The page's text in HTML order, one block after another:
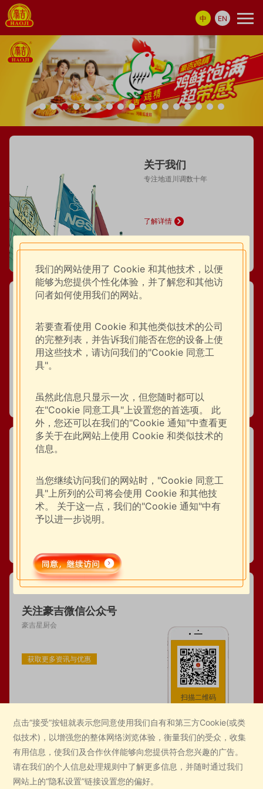
中 EN
关于我们
专注地道川调数十年
了解详情
豪吉明星产品：豪吉川香汁
关注豪吉微信公众号
豪吉星厨会
获取更多资讯与优惠
扫描二维码
隐私政策|法律条款 分享到
版权所有 © 四川豪吉食品有限公司备案号：蜀ICP备17012056号-5
我们的网站使用了 Cookie 和其他技术，以便
能够为您提供个性化体验，并了解您和其他访
问者如何使用我们的网站。
若要查看使用 Cookie 和其他类似技术的公司
的完整列表，并告诉我们能否在您的设备上使
用这些技术，请访问我们的"Cookie 同意工
具"。
虽然此信息只显示一次，但您随时都可以
在"Cookie 同意工具"上设置您的首选项。 此
外，您还可以在我们的"Cookie 通知"中查看更
多关于在此网站上使用 Cookie 和类似技术的
信息。
当您继续访问我们的网站时，"Cookie 同意工
具"上所列的公司将会使用 Cookie 和其他技
术。 关于这一点，我们的"Cookie 通知"中有
予以进一步说明。
点击“接受”按钮就表示您同意使用我们自有和第三方Cookie(或类
似技术)，以增强您的整体网络浏览体验，衡量我们的受众，收集
有用信息，使我们及合作伙伴能够向您提供符合您兴趣的广告。
请在我们的个人信息处理规则中了解更多信息，并随时通过我们
网站上的“隐私设置”链接设置您的偏好。